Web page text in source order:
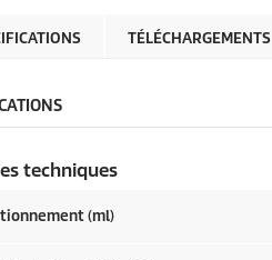
TÉLÉCHARGEMENTS
techniques
(ml)